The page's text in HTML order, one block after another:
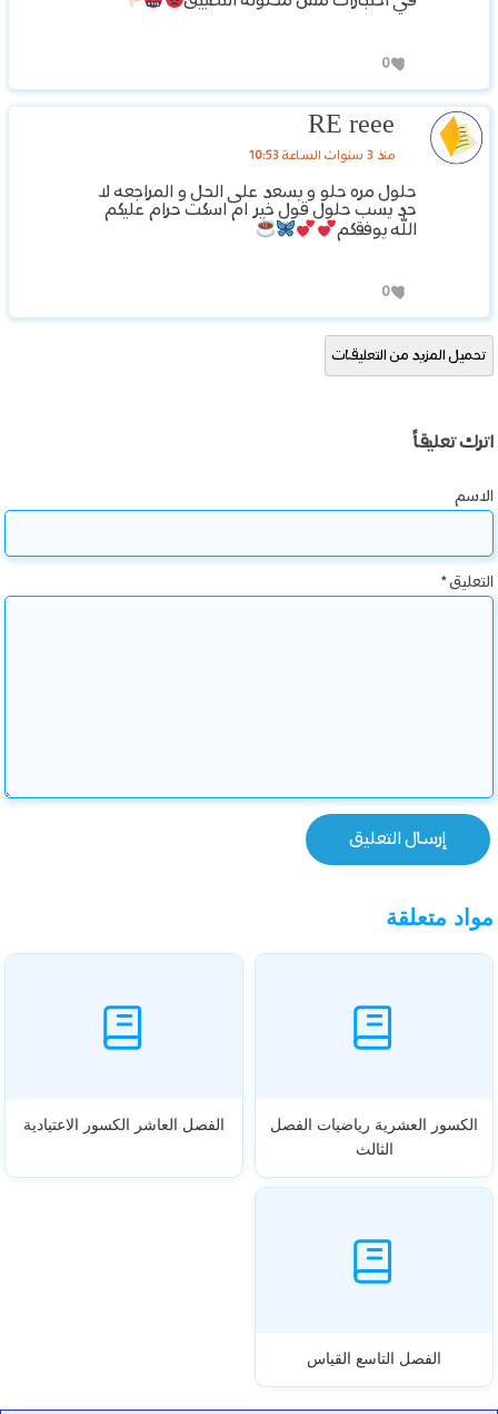
0
RE reee
منذ 3 سنوات الساعة 10:53
حلول مره حلو و يسعد على الحل و المراجعه لا
حد يسب حلول قول خير ام اسكت حرام عليكم
الله يوفقكم
0
تحميل المزيد من التعليقات
اترك تعليقاً
الاسم
التعليق*
مواد متعلقة
الكسور العشرية رياضيات الفصل
الثالث
الفصل العاشر الكسور الاعتيادية
الفصل التاسع القياس